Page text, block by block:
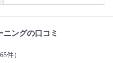
ングの口コミ
65件）